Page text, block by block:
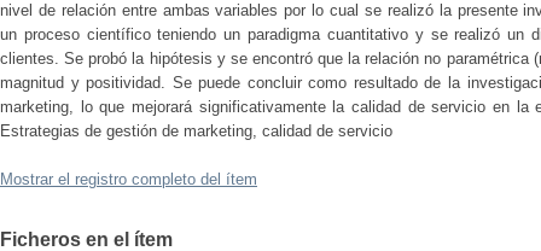
nivel de relación entre ambas variables por lo cual se realizó la presente
un proceso científico teniendo un paradigma cuantitativo y se realizó un
clientes. Se probó la hipótesis y se encontró que la relación no paramétrica
magnitud y positividad. Se puede concluir como resultado de la
marketing, lo que mejorará significativamente la calidad de servicio en la
Estrategias de gestión de marketing, calidad de servicio
Mostrar el registro completo del ítem
Ficheros en el ítem